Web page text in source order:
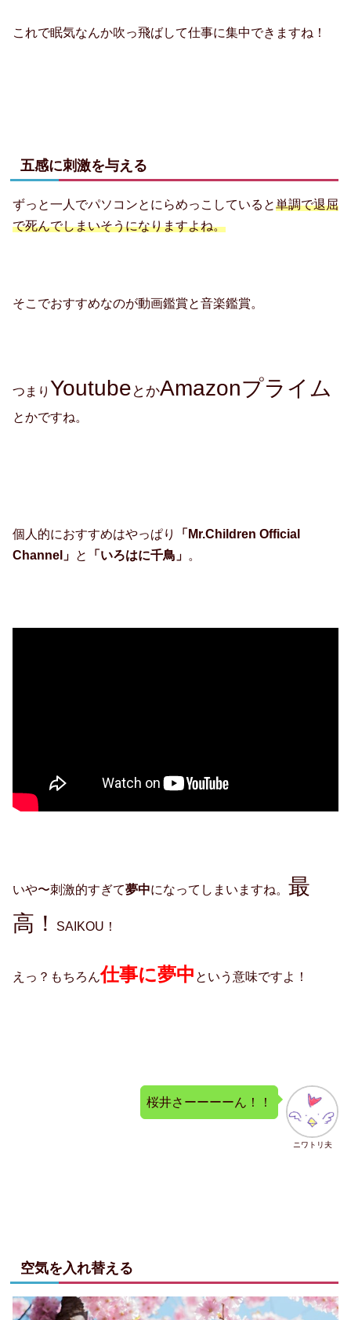
これで眠気なんか吹っ飛ばして仕事に集中できますね！
五感に刺激を与える
ずっと一人でパソコンとにらめっこしていると単調で退屈
で死んでしまいそうになりますよね。
そこでおすすめなのが動画鑑賞と音楽鑑賞。
つまり Youtube とかAmazonプライム
とかですね。
個人的におすすめはやっぱり
「Mr.Children Official
Channel」 と 「いろはに千鳥」 。
いや〜刺激的すぎて夢中になってしまいますね。 最
高！
SAIKOU！
えっ？もちろん仕事に夢中 という意味ですよ！
ニワトリ夫
桜井さーーーーん！！
空気を入れ替える